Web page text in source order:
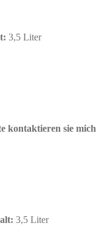
3,5 Liter
kontaktieren sie mich
3,5 Liter